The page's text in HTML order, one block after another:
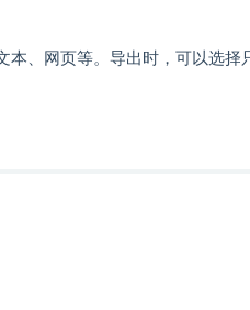
本、网页等。导出时，可以选择